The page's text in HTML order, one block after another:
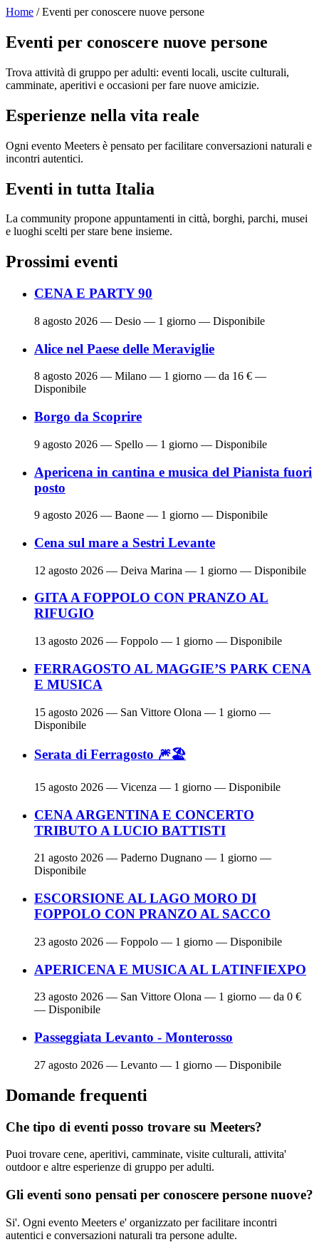
Home / Eventi per conoscere nuove persone
Eventi per conoscere nuove persone
Trova attività di gruppo per adulti: eventi locali, uscite culturali,
camminate, aperitivi e occasioni per fare nuove amicizie.
Esperienze nella vita reale
Ogni evento Meeters è pensato per facilitare conversazioni naturali e
incontri autentici.
Eventi in tutta Italia
La community propone appuntamenti in città, borghi, parchi, musei
e luoghi scelti per stare bene insieme.
Prossimi eventi
CENA E PARTY 90
8 agosto 2026 — Desio — 1 giorno — Disponibile
Alice nel Paese delle Meraviglie
8 agosto 2026 — Milano — 1 giorno — da 16 € —
Disponibile
Borgo da Scoprire
9 agosto 2026 — Spello — 1 giorno — Disponibile
Apericena in cantina e musica del Pianista fuori
posto
9 agosto 2026 — Baone — 1 giorno — Disponibile
Cena sul mare a Sestri Levante
12 agosto 2026 — Deiva Marina — 1 giorno — Disponibile
GITA A FOPPOLO CON PRANZO AL
RIFUGIO
13 agosto 2026 — Foppolo — 1 giorno — Disponibile
FERRAGOSTO AL MAGGIE’S PARK CENA
E MUSICA
15 agosto 2026 — San Vittore Olona — 1 giorno —
Disponibile
Serata di Ferragosto 🎆🏖
15 agosto 2026 — Vicenza — 1 giorno — Disponibile
CENA ARGENTINA E CONCERTO
TRIBUTO A LUCIO BATTISTI
21 agosto 2026 — Paderno Dugnano — 1 giorno —
Disponibile
ESCORSIONE AL LAGO MORO DI
FOPPOLO CON PRANZO AL SACCO
23 agosto 2026 — Foppolo — 1 giorno — Disponibile
APERICENA E MUSICA AL LATINFIEXPO
23 agosto 2026 — San Vittore Olona — 1 giorno — da 0 €
— Disponibile
Passeggiata Levanto - Monterosso
27 agosto 2026 — Levanto — 1 giorno — Disponibile
Domande frequenti
Che tipo di eventi posso trovare su Meeters?
Puoi trovare cene, aperitivi, camminate, visite culturali, attivita'
outdoor e altre esperienze di gruppo per adulti.
Gli eventi sono pensati per conoscere persone nuove?
Si'. Ogni evento Meeters e' organizzato per facilitare incontri
autentici e conversazioni naturali tra persone adulte.